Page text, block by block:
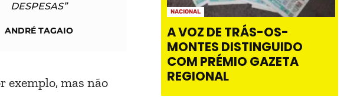
DESPESAS”
ANDRÉ TAGAIO
exemplo, mas não
NACIONAL
A VOZ DE TRÁS-OS-
MONTES DISTINGUIDO
COM PRÉMIO GAZETA
REGIONAL